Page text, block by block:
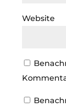
Website